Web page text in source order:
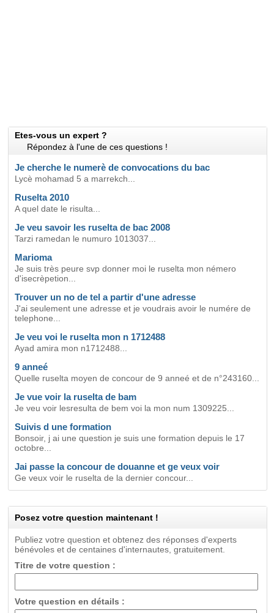
Etes-vous un expert ?
Répondez à l'une de ces questions !
Je cherche le numerè de convocations du bac
Lycè mohamad 5 a marrekch...
Ruselta 2010
A quel date le risulta...
Je veu savoir les ruselta de bac 2008
Tarzi ramedan le numuro 1013037...
Marioma
Je suis très peure svp donner moi le ruselta mon némero
d'isecrèpetion...
Trouver un no de tel a partir d'une adresse
J'ai seulement une adresse et je voudrais avoir le numére de
telephone...
Je veu voi le ruselta mon n 1712488
Ayad amira mon n1712488...
9 anneé
Quelle ruselta moyen de concour de 9 anneé et de n°243160...
Je vue voir la ruselta de bam
Je veu voir lesresulta de bem voi la mon num 1309225...
Suivis d une formation
Bonsoir, j ai une question je suis une formation depuis le 17
octobre...
Jai passe la concour de douanne et ge veux voir
Ge veux voir le ruselta de la dernier concour...
Posez votre question maintenant !
Publiez votre question et obtenez des réponses d'experts
bénévoles et de centaines d'internautes, gratuitement.
Titre de votre question :
Votre question en détails :